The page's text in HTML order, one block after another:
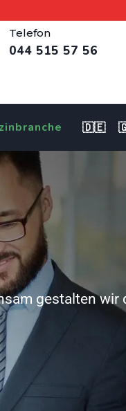
Telefon
044 515 57 56
🇩🇪
gestalten wir